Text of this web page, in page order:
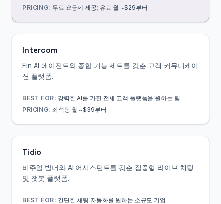
PRICING: 무료 요금제 제공; 유료 월 ~$29부터
Intercom
Fin AI 에이전트와 종합 기능 세트를 갖춘 고객 커뮤니케이
션 플랫폼.
BEST FOR: 강력한 AI를 가진 전체 고객 플랫폼을 원하는 팀
PRICING: 좌석당 월 ~$39부터
Tidio
비주얼 빌더와 AI 어시스턴트를 갖춘 집중형 라이브 채팅
및 챗봇 플랫폼.
BEST FOR: 간단한 채팅 자동화를 원하는 소규모 기업